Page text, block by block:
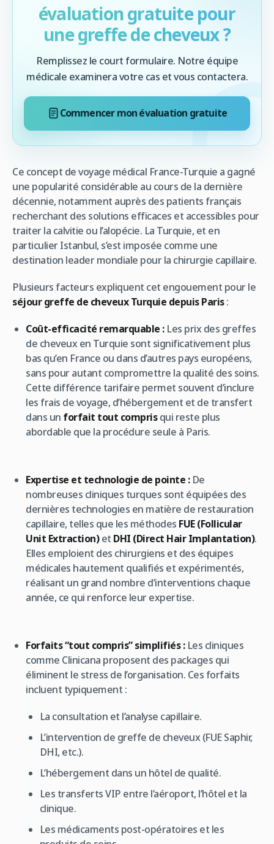
évaluation gratuite pour
une greffe de cheveux ?
Remplissez le court formulaire. Notre équipe
médicale examinera votre cas et vous contactera.
Commencer mon évaluation gratuite
Ce concept de voyage médical France-Turquie a gagné
une popularité considérable au cours de la dernière
décennie, notamment auprès des patients français
recherchant des solutions efficaces et accessibles pour
traiter la calvitie ou l’alopécie. La Turquie, et en
particulier Istanbul, s’est imposée comme une
destination leader mondiale pour la chirurgie capillaire.
Plusieurs facteurs expliquent cet engouement pour le
séjour greffe de cheveux Turquie depuis Paris:
Coût-efficacité remarquable :Les prix des greffes
de cheveux en Turquie sont significativement plus
bas qu’en France ou dans d’autres pays européens,
sans pour autant compromettre la qualité des soins.
Cette différence tarifaire permet souvent d’inclure
les frais de voyage, d’hébergement et de transfert
dans un forfait tout comprisqui reste plus
abordable que la procédure seule à Paris.
Expertise et technologie de pointe :De
nombreuses cliniques turques sont équipées des
dernières technologies en matière de restauration
capillaire, telles que les méthodes FUE (Follicular
Unit Extraction)et DHI (Direct Hair Implantation).
Elles emploient des chirurgiens et des équipes
médicales hautement qualifiés et expérimentés,
réalisant un grand nombre d’interventions chaque
année, ce qui renforce leur expertise.
Forfaits “tout compris” simplifiés :Les cliniques
comme Clinicana proposent des packages qui
éliminent le stress de l’organisation. Ces forfaits
incluent typiquement :
La consultation et l’analyse capillaire.
L’intervention de greffe de cheveux (FUE Saphir,
DHI, etc.).
L’hébergement dans un hôtel de qualité.
Les transferts VIP entre l’aéroport, l’hôtel et la
clinique.
Les médicaments post-opératoires et les